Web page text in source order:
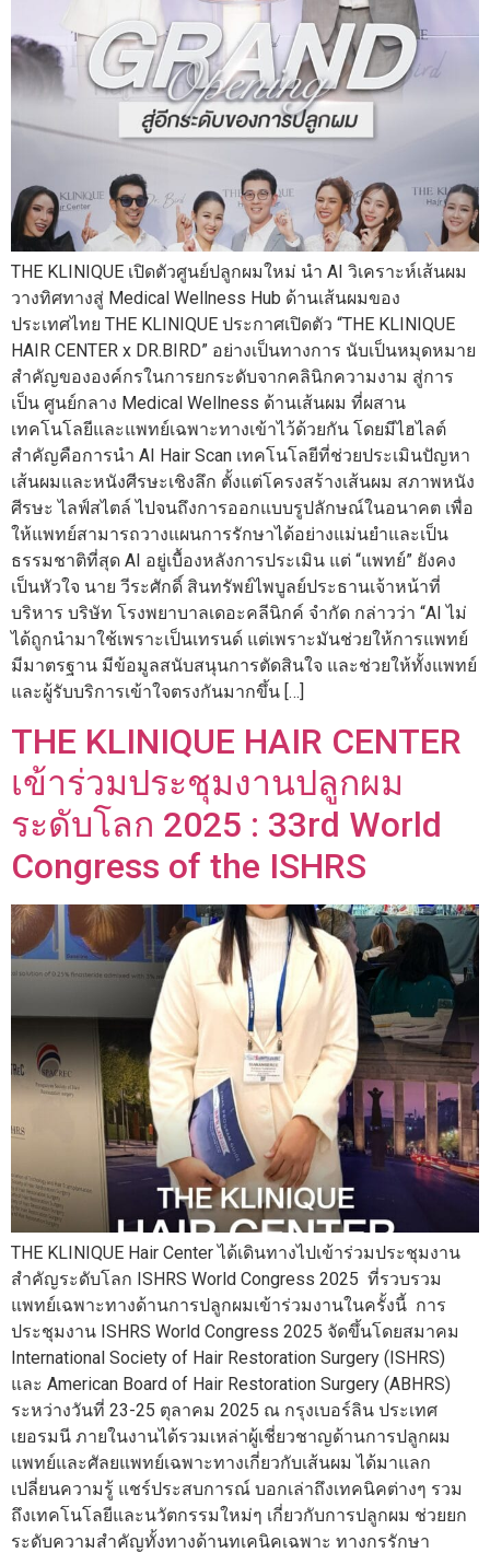
THE KLINIQUE เปิดตัวศูนย์ปลูกผมใหม่ นำ AI วิเคราะห์เส้นผม
วางทิศทางสู่ Medical Wellness Hub ด้านเส้นผมของ
ประเทศไทย THE KLINIQUE ประกาศเปิดตัว “THE KLINIQUE
HAIR CENTER x DR.BIRD” อย่างเป็นทางการ นับเป็นหมุดหมาย
สำคัญขององค์กรในการยกระดับจากคลินิกความงาม สู่การ
เป็น ศูนย์กลาง Medical Wellness ด้านเส้นผม ที่ผสาน
เทคโนโลยีและแพทย์เฉพาะทางเข้าไว้ด้วยกัน โดยมีไฮไลต์
สำคัญคือการนำ AI Hair Scan เทคโนโลยีที่ช่วยประเมินปัญหา
เส้นผมและหนังศีรษะเชิงลึก ตั้งแต่โครงสร้างเส้นผม สภาพหนัง
ศีรษะ ไลฟ์สไตล์ ไปจนถึงการออกแบบรูปลักษณ์ในอนาคต เพื่อ
ให้แพทย์สามารถวางแผนการรักษาได้อย่างแม่นยำและเป็น
ธรรมชาติที่สุด AI อยู่เบื้องหลังการประเมิน แต่ “แพทย์” ยังคง
เป็นหัวใจ นาย วีระศักดิ์ สินทรัพย์ไพบูลย์ประธานเจ้าหน้าที่
บริหาร บริษัท โรงพยาบาลเดอะคลีนิกค์ จำกัด กล่าวว่า “AI ไม่
ได้ถูกนำมาใช้เพราะเป็นเทรนด์ แต่เพราะมันช่วยให้การแพทย์
มีมาตรฐาน มีข้อมูลสนับสนุนการตัดสินใจ และช่วยให้ทั้งแพทย์
และผู้รับบริการเข้าใจตรงกันมากขึ้น […]
THE KLINIQUE HAIR CENTER
เข้าร่วมประชุมงานปลูกผม
ระดับโลก 2025 : 33rd World
Congress of the ISHRS
THE KLINIQUE Hair Center ได้เดินทางไปเข้าร่วมประชุมงาน
สำคัญระดับโลก ISHRS World Congress 2025 ที่รวบรวม
แพทย์เฉพาะทางด้านการปลูกผมเข้าร่วมงานในครั้งนี้ การ
ประชุมงาน ISHRS World Congress 2025 จัดขึ้นโดยสมาคม
International Society of Hair Restoration Surgery (ISHRS)
และ American Board of Hair Restoration Surgery (ABHRS)
ระหว่างวันที่ 23-25 ตุลาคม 2025 ณ กรุงเบอร์ลิน ประเทศ
เยอรมนี ภายในงานได้รวมเหล่าผู้เชี่ยวชาญด้านการปลูกผม
แพทย์และศัลยแพทย์เฉพาะทางเกี่ยวกับเส้นผม ได้มาแลก
เปลี่ยนความรู้ แชร์ประสบการณ์ บอกเล่าถึงเทคนิคต่างๆ รวม
ถึงเทคโนโลยีและนวัตกรรมใหม่ๆ เกี่ยวกับการปลูกผม ช่วยยก
ระดับความสำคัญทั้งทางด้านทเคนิคเฉพาะ ทางกรรักษา